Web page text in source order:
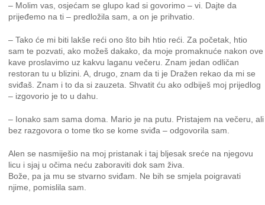
– Molim vas, osjećam se glupo kad si govorimo – vi. Dajte da
prijeđemo na ti – predložila sam, a on je prihvatio.
– Tako će mi biti lakše reći ono što bih htio reći. Za početak, htio
sam te pozvati, ako možeš dakako, da moje promaknuće nakon ove
kave proslavimo uz kakvu laganu večeru. Znam jedan odličan
restoran tu u blizini. A, drugo, znam da ti je Dražen rekao da mi se
sviđaš. Znam i to da si zauzeta. Shvatit ću ako odbiješ moj prijedlog
– izgovorio je to u dahu.
– Ionako sam sama doma. Mario je na putu. Pristajem na večeru, ali
bez razgovora o tome tko se kome sviđa – odgovorila sam.
Alen se nasmiješio na moj pristanak i taj bljesak sreće na njegovu
licu i sjaj u očima neću zaboraviti dok sam živa.
Bože, pa ja mu se stvarno sviđam. Ne bih se smjela poigravati
njime, pomislila sam.